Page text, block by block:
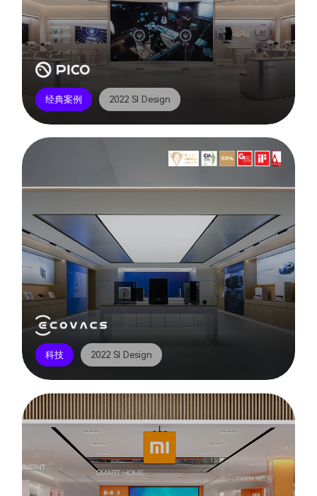
经典案例 2022 SI Design
科技 2022 SI Design